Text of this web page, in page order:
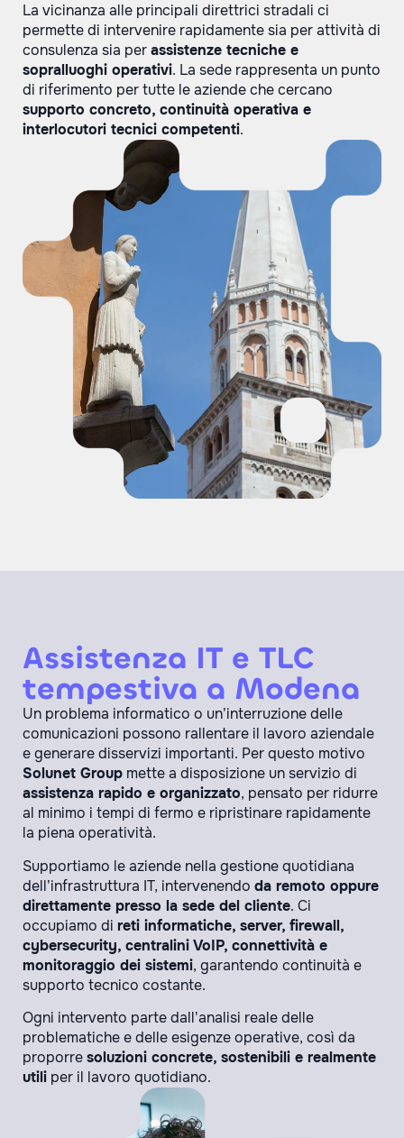
La vicinanza alle principali direttrici stradali ci
permette di intervenire rapidamente sia per attività di
consulenza sia perassistenze tecniche e
sopralluoghi operativi. La sede rappresenta un punto
di riferimento per tutte le aziende che cercano
supporto concreto, continuità operativa e
interlocutori tecnici competenti.
Assistenza IT e TLC
tempestiva a Modena
Un problema informatico o un’interruzione delle
comunicazioni possono rallentare il lavoro aziendale
e generare disservizi importanti. Per questo motivo
Solunet Group mette a disposizione un servizio di
assistenza rapido e organizzato, pensato per ridurre
al minimo i tempi di fermo e ripristinare rapidamente
la piena operatività.
Supportiamo le aziende nella gestione quotidiana
dell’infrastruttura IT, intervenendo da remoto oppure
direttamente presso la sede del cliente. Ci
occupiamo di reti informatiche, server, firewall,
cybersecurity, centralini VoIP, connettività e
monitoraggio dei sistemi, garantendo continuità e
supporto tecnico costante.
Ogni intervento parte dall’analisi reale delle
problematiche e delle esigenze operative, così da
proporresoluzioni concrete, sostenibili e realmente
utili per il lavoro quotidiano.